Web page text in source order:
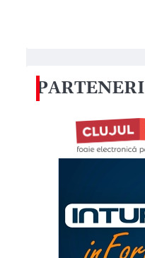
PARTENERI